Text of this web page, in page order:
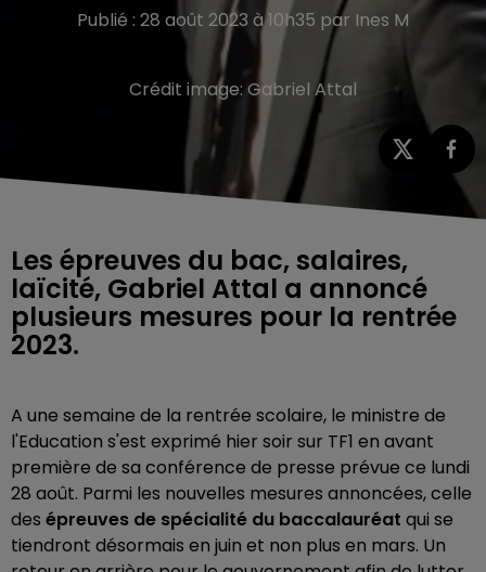
Publié : 28 août 2023 à 10h35 par Ines M
Crédit image: Gabriel Attal
Les épreuves du bac, salaires,
laïcité, Gabriel Attal a annoncé
plusieurs mesures pour la rentrée
2023.
A une semaine de la rentrée scolaire, le ministre de
l'Education s'est exprimé hier soir sur TF1 en avant
première de sa conférence de presse prévue ce lundi
28 août. Parmi les nouvelles mesures annoncées, celle
des épreuves de spécialité du baccalauréat qui se
tiendront désormais en juin et non plus en mars. Un